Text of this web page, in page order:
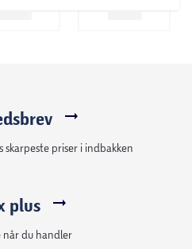
skarpeste priser i indbakken
plus
når du handler